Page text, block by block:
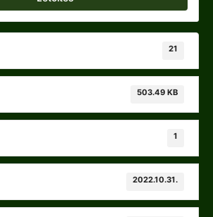
21
503.49 KB
1
2022.10.31.